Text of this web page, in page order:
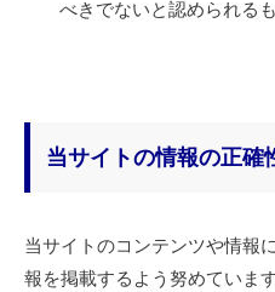
べきでないと認められる
当サイトの情報の正確
当サイトのコンテンツや情報
報を掲載するよう努めていま